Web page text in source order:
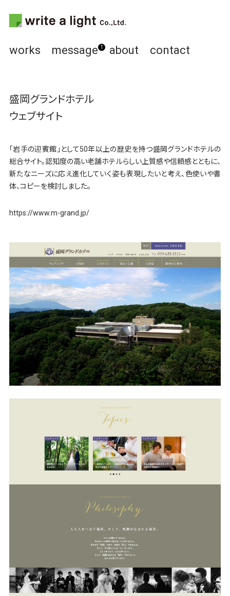
works message 1 about contact
盛岡グランドホテル
ウェブサイト
「岩手の迎賓館」として50年以上の歴史を持つ盛岡グランドホテルの
総合サイト。認知度の高い老舗ホテルらしい上質感や信頼感とともに、
新たなニーズに応え進化していく姿も表現したいと考え、色使いや書
体、コピーを検討しました。
https://www.m-grand.jp/